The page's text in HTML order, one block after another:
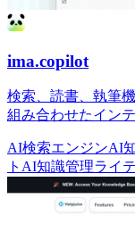
ima.copilot
検索、読書、執筆
組み合わせたイン
AI検索エンジンAI
ト AI知識管理ライ